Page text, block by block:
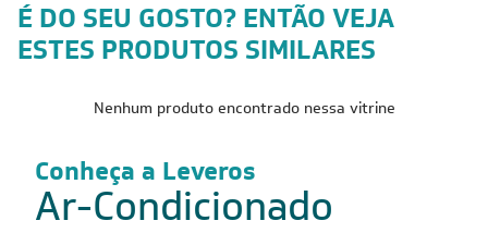
É DO SEU GOSTO? ENTÃO VEJA
ESTES PRODUTOS SIMILARES
Nenhum produto encontrado nessa vitrine
Conheça a Leveros
Ar-Condicionado